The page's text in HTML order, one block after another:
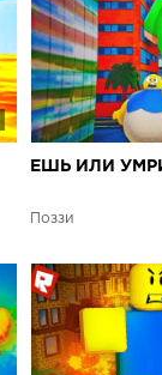
ЕШЬ ИЛИ
Поззи